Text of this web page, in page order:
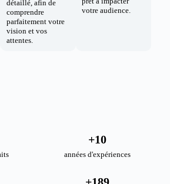
détaillé, afin de
comprendre
parfaitement votre
vision et vos
attentes.
votre audience.
années d'expériences
+10